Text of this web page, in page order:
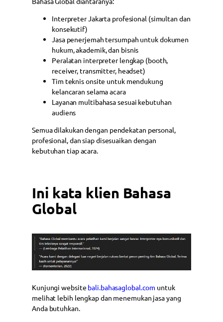
Interpreter Jakarta profesional (simultan dan
konsekutif)
Jasa penerjemah tersumpah untuk dokumen
hukum, akademik, dan bisnis
Peralatan interpreter lengkap (booth,
receiver, transmitter, headset)
Tim teknis onsite untuk mendukung
kelancaran selama acara
Layanan multibahasa sesuai kebutuhan
audiens
Semua dilakukan dengan pendekatan personal,
profesional, dan siap disesuaikan dengan
kebutuhan tiap acara.
Ini kata klien Bahasa
Global
Kunjungi website bali.bahasaglobal.com untuk
melihat lebih lengkap dan menemukan jasa yang
Anda butuhkan.